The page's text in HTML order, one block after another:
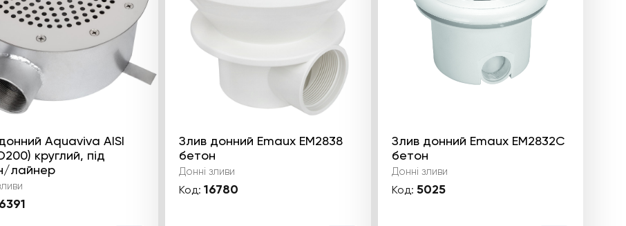
Aquaviva AISI
круглий, під
лайнер
Злив донний Emaux EM2838
бетон
Донні зливи
Код: 16780
Злив донний Emaux EM2832С
бетон
Донні зливи
Код: 5025